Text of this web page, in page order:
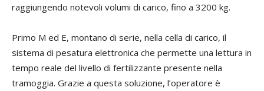
raggiungendo notevoli volumi di carico, fino a 3200 kg.
Primo M ed E, montano di serie, nella cella di carico, il
sistema di pesatura elettronica che permette una lettura in
tempo reale del livello di fertilizzante presente nella
tramoggia. Grazie a questa soluzione, l’operatore è